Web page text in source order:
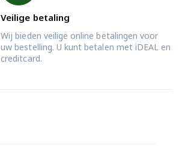
Veilige betaling
Wij bieden veilige online betalingen voor
uw bestelling. U kunt betalen met iDEAL en
creditcard.